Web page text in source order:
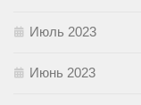
Июль 2023
Июнь 2023